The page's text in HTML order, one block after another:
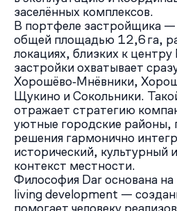
заселённых комплексов.
В портфеле застройщика
общей площадью 12,6 га,
локациях, близких к
застройки охватывает
Хорошёво‑Мнёвники,
Щукино и Сокольники.
отражает стратегию
уютные городские районы,
решения гармонично
исторический, культурный
контекст местности.
Философия Dar основана
living development —
помогает человеку